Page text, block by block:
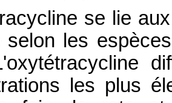
se lie
selon les
les plus